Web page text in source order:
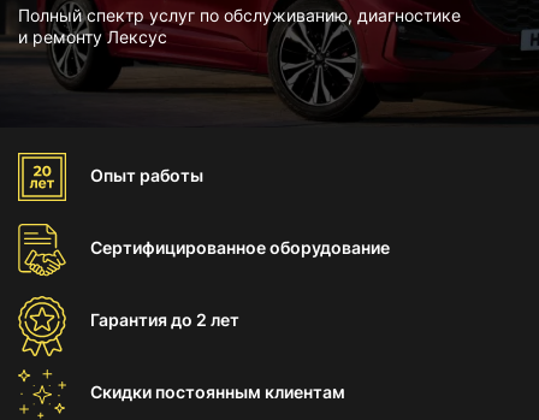
Полный спектр услуг по обслуживанию, диагностике
и ремонту Лексус
Опыт работы
Сертифицированноеоборудование
Гарантиядо 2 лет
Скидки постоянным клиентам